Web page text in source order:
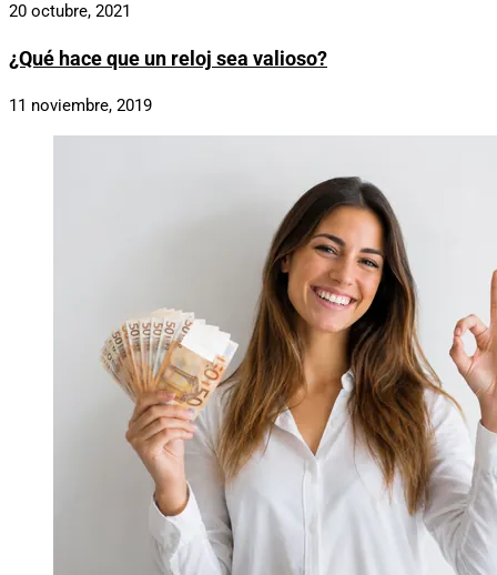
20 octubre, 2021
¿Qué hace que un reloj sea valioso?
11 noviembre, 2019